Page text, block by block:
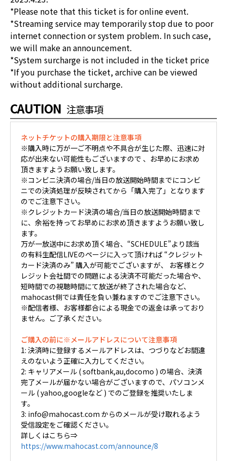
*Please note that this ticket is for online event.
*Streaming service may temporarily stop due to poor
internet connection or system problem. In such case,
we will make an announcement.
*System surcharge is not included in the ticket price
*If you purchase the ticket, archive can be viewed
without additional surcharge.
CAUTION 注意事項
ネットチケットの購入期限と注意事項
※購入時に万が一ご不明点や不具合が生じた際、迅速に対
応が出来ない可能性もございますので 、お早めにお求め
頂きますようお願い致します。
※コンビニ決済の場合/当日の放送開始時間までにコンビ
ニでの決済処理が反映されてから「購入完了」となります
のでご注意下さい。
※クレジットカード決済の場合/当日の放送開始時間まで
に、余裕を持ってお早めにお求め頂きますようお願い致し
ます。
万が一放送中にお求め頂く場合、“SCHEDULE”より該当
の有料生配信LIVEのページに入って頂ければ “クレジット
カード決済のみ” 購入が可能でございますが、 お客様とク
レジット会社間での問題による決済不可能だった場合や、
短時間での視聴時間にて放送が終了された場合など、
mahocast側では責任を負い兼ねますのでご注意下さい。
※配信者様、お客様都合による現金での返金は承っており
ません。ご了承ください。
ご購入の前に※メールアドレスについて注意事項
1: 決済時に登録するメールアドレスは、つづりなどお間違
えのないよう正確に入力してください。
2: キャリアメール ( softbank,au,docomo ) の場合、決済
完了メールが届かない場合がございますので、パソコンメ
ール ( yahoo,googleなど ) でのご登録を推奨いたしま
す。
3: info@mahocast.com からのメールが受け取れるよう
受信設定をご確認ください。
詳しくはこちら⇒
https://www.mahocast.com/announce/8